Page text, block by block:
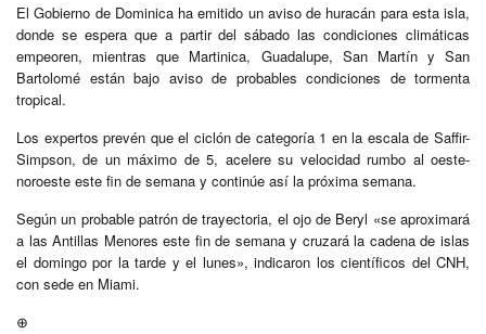
El Gobierno de Dominica ha emitido un aviso de huracán para esta isla,
donde se espera que a partir del sábado las condiciones climáticas
empeoren, mientras que Martinica, Guadalupe, San Martín y San
Bartolomé están bajo aviso de probables condiciones de tormenta
tropical.
Los expertos prevén que el ciclón de categoría 1 en la escala de Saffir-
Simpson, de un máximo de 5, acelere su velocidad rumbo al oeste-
noroeste este fin de semana y continúe así la próxima semana.
Según un probable patrón de trayectoria, el ojo de Beryl «se aproximará
a las Antillas Menores este fin de semana y cruzará la cadena de islas
el domingo por la tarde y el lunes», indicaron los científicos del CNH,
con sede en Miami.
⊕